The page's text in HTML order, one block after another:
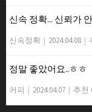
신속 정확... 신뢰가
신속정확 | 2024.04.08 |
정말 좋았어요..ㅎㅎ
커피 | 2024.04.07 | 추천